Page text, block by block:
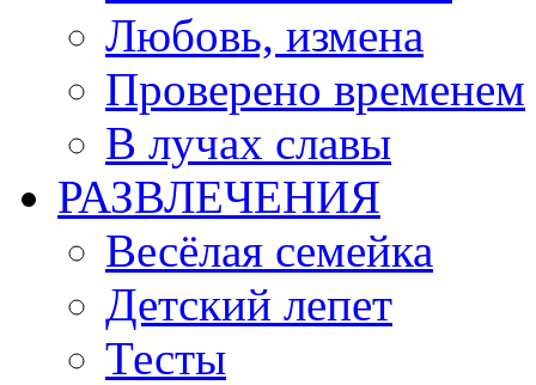
Любовь, измена
Проверено временем
В лучах славы
РАЗВЛЕЧЕНИЯ
Весёлая семейка
Детский лепет
Тесты